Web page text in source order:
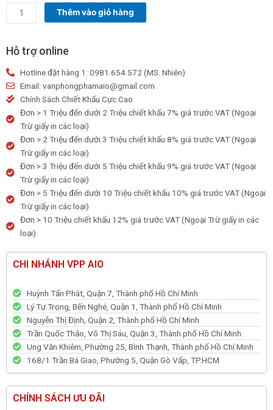
nặn
Kids
12
màu
+
5
dụng
cụ
lượng
Thêm vào giỏ hàng
Hỗ trợ online
Hotline đặt hàng 1: 0981.654.572 (MS. Nhiên)
Email: vanphongphamaio@gmail.com
Chính Sách Chiết Khấu Cực Cao
Đơn > 1 Triệu đến dưới 2 Triệu chiết khấu 7% giá trước VAT (Ngoại
Trừ giấy in các loại)
Đơn > 2 Triệu đến dưới 3 Triệu chiết khấu 8% giá trước VAT (Ngoại
Trừ giấy in các loại)
Đơn > 3 Triệu đến dưới 5 Triệu chiết khấu 9% giá trước VAT (Ngoại
Trừ giấy in các loại)
Đơn > 5 Triệu đến dưới 10 Triệu chiết khấu 10% giá trước VAT (Ngoại
Trừ giấy in các loại)
Đơn > 10 Triệu chiết khấu 12% giá trước VAT (Ngoại Trừ giấy in các
loại)
CHI NHÁNH VPP AIO
Huỳnh Tấn Phát, Quận 7, Thành phố Hồ Chí Minh
Lý Tự Trọng, Bến Nghé, Quận 1, Thành phố Hồ Chí Minh
Nguyễn Thị Định, Quận 2, Thành phố Hồ Chí Minh
Trần Quốc Thảo, Võ Thị Sáu, Quận 3, Thành phố Hồ Chí Minh
Ung Văn Khiêm, Phường 25, Bình Thạnh, Thành phố Hồ Chí Minh
168/1 Trần Bá Giao, Phường 5, Quận Gò Vấp, TP.HCM
CHÍNH SÁCH ƯU ĐÃI